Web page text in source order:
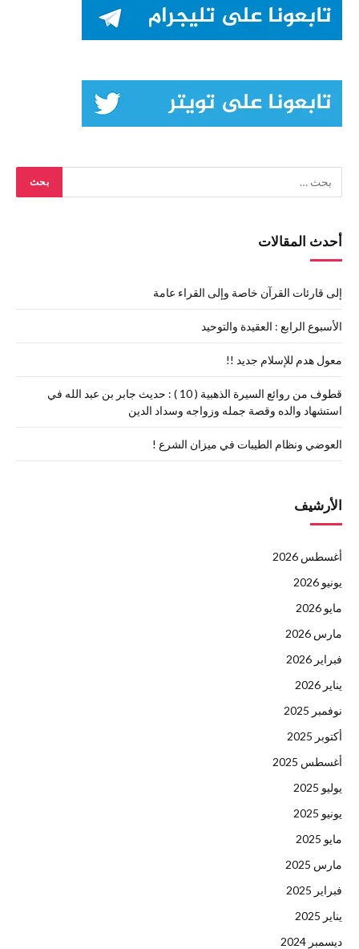
أحدث المقالات
إلى قارئات القرآن خاصة وإلى القراء عامة
الأسبوع الرابع : العقيدة والتوحيد
معول هدم للإسلام جديد !!
قطوف من روائع السيرة الذهبية ( 10 ) : حديث جابر بن عبد الله في
استشهاد والده وقصة جمله وزواجه وسداد الدين
العوضي ونظام الطيبات في ميزان الشرع !
الأرشيف
أغسطس 2026
يونيو 2026
مايو 2026
مارس 2026
فبراير 2026
يناير 2026
نوفمبر 2025
أكتوبر 2025
أغسطس 2025
يوليو 2025
يونيو 2025
مايو 2025
مارس 2025
فبراير 2025
يناير 2025
ديسمبر 2024